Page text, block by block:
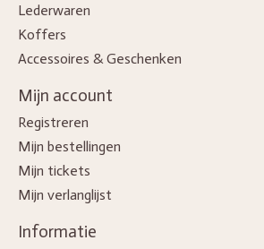
Lederwaren
Koffers
Accessoires & Geschenken
Mijn account
Registreren
Mijn bestellingen
Mijn tickets
Mijn verlanglijst
Informatie